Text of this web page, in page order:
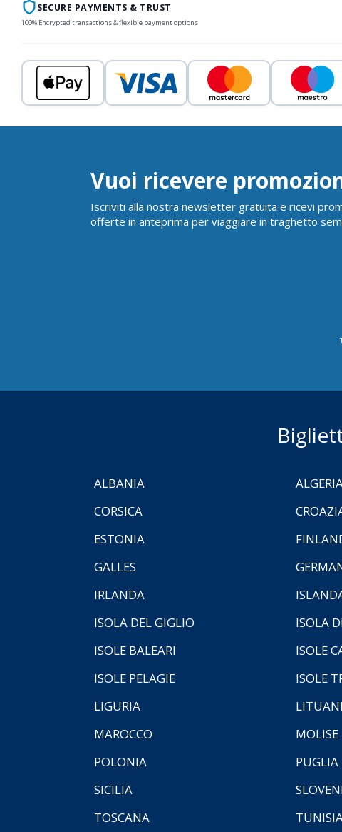
SECURE PAYMENTS & TRUST
100% Encrypted transactions & flexible payment options
Vuoi ricevere
Iscriviti alla nostra newsletter gratuita e ricevi
offerte in anteprima per viaggiare in traghetto
ALBANIA
CORSICA
ESTONIA
GALLES
IRLANDA
ISOLA DEL GIGLIO
ISOLA
ISOLE BALEARI
ISOLE
ISOLE PELAGIE
ISOLE
LIGURIA
MAROCCO
MOLISE
POLONIA
PUGLIA
SICILIA
TOSCANA